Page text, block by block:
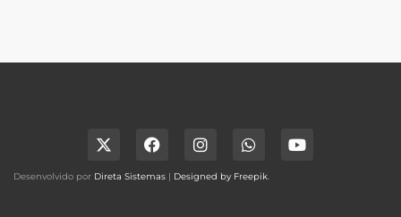
Desenvolvido por Direta Sistemas | Designed by Freepik